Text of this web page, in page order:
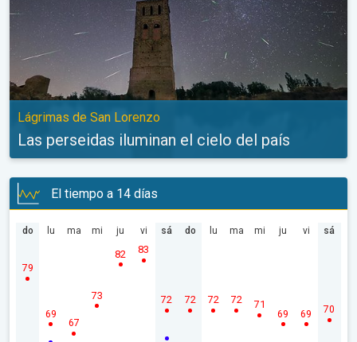
Lágrimas de San Lorenzo
Las perseidas iluminan el cielo del país
El tiempo a 14 días
do
79
lu
69
ma
67
mi
73
ju
82
vi
83
sá
72
do
72
lu
72
ma
72
mi
71
ju
69
vi
69
sá
70